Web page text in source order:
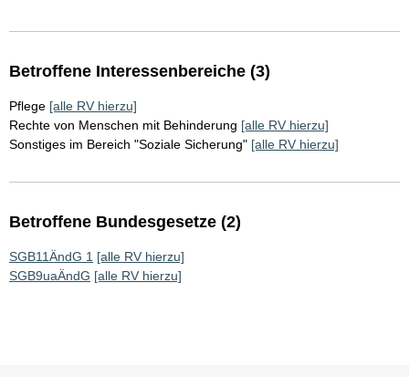
Betroffene Interessenbereiche (3)
Pflege [alle RV hierzu]
Rechte von Menschen mit Behinderung [alle RV hierzu]
Sonstiges im Bereich "Soziale Sicherung" [alle RV hierzu]
Betroffene Bundesgesetze (2)
SGB11ÄndG 1 [alle RV hierzu]
SGB9uaÄndG [alle RV hierzu]